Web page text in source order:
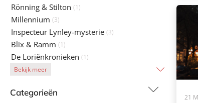
Rönning & Stilton (1)
Millennium (3)
Inspecteur Lynley-mysterie (3)
Blix & Ramm (1)
De Loriënkronieken (1)
Bekijk meer
Categorieën 21